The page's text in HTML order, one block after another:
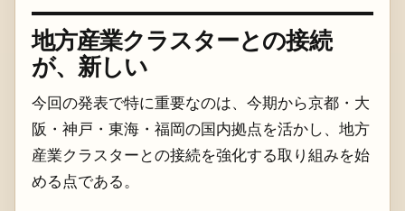
地方産業クラスターとの接続
が、新しい
今回の発表で特に重要なのは、今期から京都・大
阪・神戸・東海・福岡の国内拠点を活かし、地方
産業クラスターとの接続を強化する取り組みを始
める点である。